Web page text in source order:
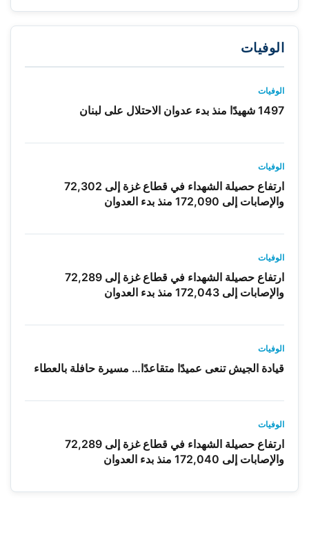
الوفيات
الوفيات
1497 شهيدًا منذ بدء عدوان الاحتلال على لبنان
الوفيات
ارتفاع حصيلة الشهداء في قطاع غزة إلى 72,302
والإصابات إلى 172,090 منذ بدء العدوان
الوفيات
ارتفاع حصيلة الشهداء في قطاع غزة إلى 72,289
والإصابات إلى 172,043 منذ بدء العدوان
الوفيات
قيادة الجيش تنعى عميدًا متقاعدًا… مسيرة حافلة بالعطاء
الوفيات
ارتفاع حصيلة الشهداء في قطاع غزة إلى 72,289
والإصابات إلى 172,040 منذ بدء العدوان